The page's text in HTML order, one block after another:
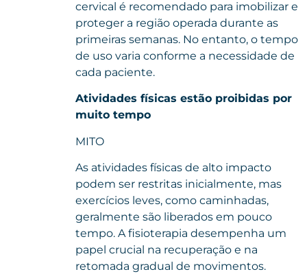
cervical é recomendado para imobilizar e
proteger a região operada durante as
primeiras semanas. No entanto, o tempo
de uso varia conforme a necessidade de
cada paciente.
Atividades físicas estão proibidas por
muito tempo
MITO
As atividades físicas de alto impacto
podem ser restritas inicialmente, mas
exercícios leves, como caminhadas,
geralmente são liberados em pouco
tempo. A fisioterapia desempenha um
papel crucial na recuperação e na
retomada gradual de movimentos.